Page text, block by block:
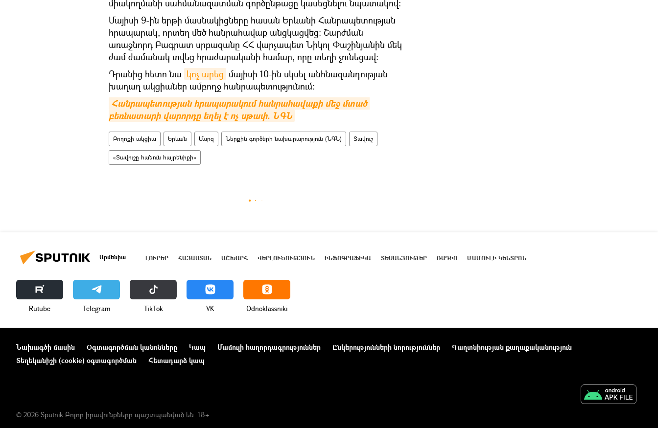
միակողմանի սահմանազատման գործընթացը կասեցնելու նպատակով։
Մայիսի 9-ին երթի մասնակիցները հասան Երևանի Հանրապետության
հրապարակ, որտեղ մեծ հանրահավաք անցկացվեց։ Շարժման
առաջնորդ Բագրատ սրբազանը ՀՀ վարչապետ Նիկոլ Փաշինյանին մեկ
ժամ ժամանակ տվեց հրաժարականի համար, որը տեղի չունեցավ։
Դրանից հետո նա կոչ արեց մայիսի 10-ին սկսել անհնազանդության
խաղաղ ակցիաներ ամբողջ հանրապետությունում։
Հանրապետության հրապարակում հանրահավաքի մեջ մտած
բեռնատարի վարորդը եղել է ոչ սթափ. ՆԳՆ
Բողոքի ակցիա Երևան Մարզ Ներքին գործերի նախարարություն (ՆԳՆ) Տավուշ
«Տավուշը հանուն հայրենիքի»
Արմենիա ԼՈՒՐԵՐ ՀԱՅԱՍՏԱՆ ԱՇԽԱՐՀ ՎԵՐԼՈՒԾՈՒԹՅՈՒՆ ԻՆՖՈԳՐԱՖԻԿԱ ՏԵՍԱՆՅՈՒԹԵՐ ՌԱԴԻՈ ՄԱՄՈՒԼԻ ԿԵՆՏՐՈՆ
Rutube Telegram ТikТоk VK Odnoklassniki
Նախագծի մասին Օգտագործման կանոնները Կապ Մամուլի հաղորդագրություններ Ընկերությունների նորություններ
Գաղտնիության քաղաքականություն
Տեղեկանիշի (cookie) օգտագործման
Հետադարձ կապ
© 2026 Sputnik Բոլոր իրավունքները պաշտպանված են. 18+